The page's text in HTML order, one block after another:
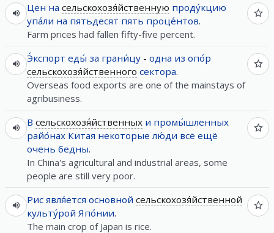
Цен на сельскохозя́йственную проду́кцию
упа́ли на пятьдесят пять проце́нтов.
Farm prices had fallen fifty-five percent.
Э́кспорт еды́ за грани́цу - одна из опо́р
сельскохозя́йственного сектора.
Overseas food exports are one of the mainstays of
agribusiness.
В сельскохозя́йственных и промы́шленных
райо́нах Китая некоторые лю́ди всё ещё
очень бедны.
In China's agricultural and industrial areas, some
people are still very poor.
Рис явля́ется основной сельскохозя́йственной
культу́рой Япо́нии.
The main crop of Japan is rice.